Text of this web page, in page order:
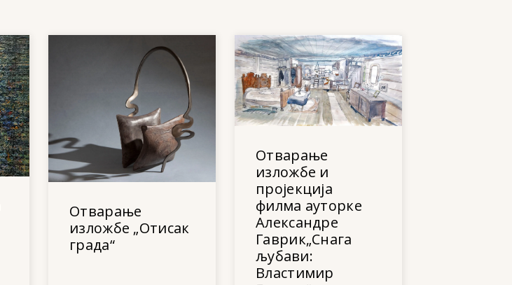
Отварање
изложбе „Отисак
града“
Отварање
изложбе и
пројекција
филма ауторке
Александре
Гаврик„Снага
љубави:
Властимир